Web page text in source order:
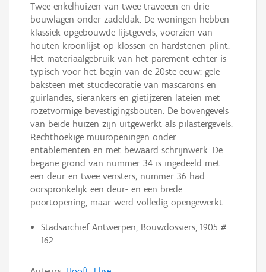
Twee enkelhuizen van twee traveeën en drie
bouwlagen onder zadeldak. De woningen hebben
klassiek opgebouwde lijstgevels, voorzien van
houten kroonlijst op klossen en hardstenen plint.
Het materiaalgebruik van het parement echter is
typisch voor het begin van de 20ste eeuw: gele
baksteen met stucdecoratie van mascarons en
guirlandes, sierankers en gietijzeren lateien met
rozetvormige bevestigingsbouten. De bovengevels
van beide huizen zijn uitgewerkt als pilastergevels.
Rechthoekige muuropeningen onder
entablementen en met bewaard schrijnwerk. De
begane grond van nummer 34 is ingedeeld met
een deur en twee vensters; nummer 36 had
oorspronkelijk een deur- en een brede
poortopening, maar werd volledig opengewerkt.
Stadsarchief Antwerpen, Bouwdossiers, 1905 #
162.